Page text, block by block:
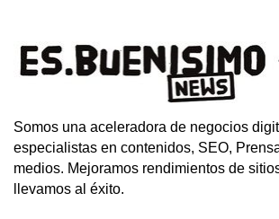
Somos una aceleradora de negocios
especialistas en contenidos, SEO,
medios. Mejoramos rendimientos de
llevamos al éxito.